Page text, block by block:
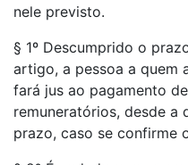
nele previsto.
§ 1º Descumprido o
artigo, a pessoa a quem
fará jus ao pagamento
remuneratórios, desde a
prazo, caso se confirme